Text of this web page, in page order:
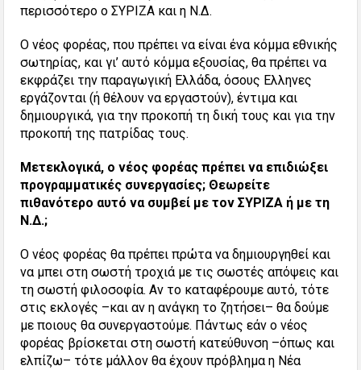
περισσότερο ο ΣΥΡΙΖΑ και η Ν.Δ.
Ο νέος φορέας, που πρέπει να είναι ένα κόμμα εθνικής
σωτηρίας, και γι’ αυτό κόμμα εξουσίας, θα πρέπει να
εκφράζει την παραγωγική Ελλάδα, όσους Ελληνες
εργάζονται (ή θέλουν να εργαστούν), έντιμα και
δημιουργικά, για την προκοπή τη δική τους και για την
προκοπή της πατρίδας τους.
Μετεκλογικά, ο νέος φορέας πρέπει να επιδιώξει
προγραμματικές συνεργασίες; Θεωρείτε
πιθανότερο αυτό να συμβεί με τον ΣΥΡΙΖΑ ή με τη
Ν.Δ.;
Ο νέος φορέας θα πρέπει πρώτα να δημιουργηθεί και
να μπει στη σωστή τροχιά με τις σωστές απόψεις και
τη σωστή φιλοσοφία. Αν το καταφέρουμε αυτό, τότε
στις εκλογές –και αν η ανάγκη το ζητήσει– θα δούμε
με ποιους θα συνεργαστούμε. Πάντως εάν ο νέος
φορέας βρίσκεται στη σωστή κατεύθυνση –όπως και
ελπίζω– τότε μάλλον θα έχουν πρόβλημα η Νέα